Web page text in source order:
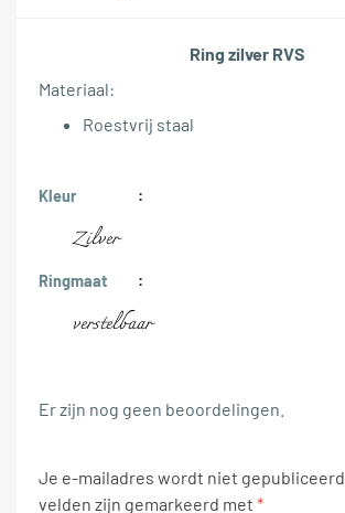
Ring zilver RVS
Materiaal:
Roestvrij staal
Kleur
Zilver
Ringmaat
verstelbaar
Er zijn nog geen beoordelingen.
Je e-mailadres wordt niet gepubliceerd.
velden zijn gemarkeerd met *